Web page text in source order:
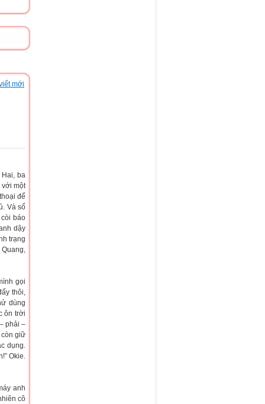
mới
ba
một
để
Và số
báo
dậy
trạng
gọi
thôi,
dùng
ôn trời
phải –
còn giữ
dụng.
Okie.
anh
cô